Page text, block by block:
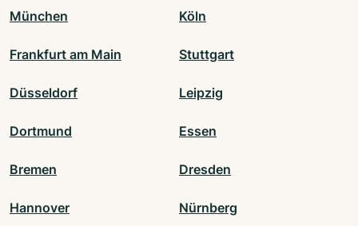
München Köln
Frankfurt am Main Stuttgart
Düsseldorf Leipzig
Dortmund Essen
Bremen Dresden
Hannover Nürnberg